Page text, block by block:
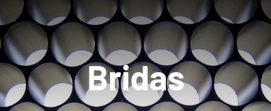
Acceso Clientes
Tienda Online
Contacto Bridas